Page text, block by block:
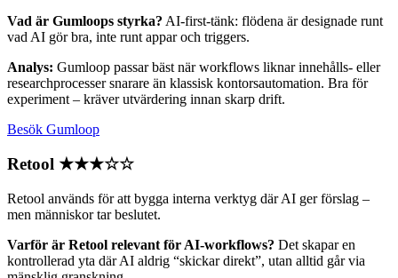
Vad är Gumloops styrka? AI-first-tänk: flödena är designade runt
vad AI gör bra, inte runt appar och triggers.
Analys: Gumloop passar bäst när workflows liknar innehålls- eller
researchprocesser snarare än klassisk kontorsautomation. Bra för
experiment – kräver utvärdering innan skarp drift.
Besök Gumloop
Retool ★★★☆☆
Retool används för att bygga interna verktyg där AI ger förslag –
men människor tar beslutet.
Varför är Retool relevant för AI-workflows? Det skapar en
kontrollerad yta där AI aldrig “skickar direkt”, utan alltid går via